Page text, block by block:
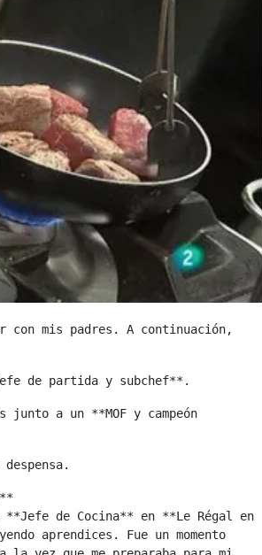
con mis padres. A continuación,
de partida y subchef**.
a un **MOF y campeón
de Cocina** en **Le Régal en
aprendices. Fue un momento